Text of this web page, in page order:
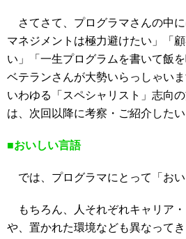
さてさて、プログラマさんの中
マネジメントは極力避けたい」「
い」「一生プログラムを書いて飯
ベテランさんが大勢いらっしゃいま
いわゆる「スペシャリスト」志向
は、次回以降に考察・ご紹介したい
■おいしい言語
では、プログラマにとって「おい
もちろん、人それぞれキャリア
や、置かれた環境なども異なって